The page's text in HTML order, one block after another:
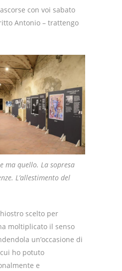
con voi sabato
Antonio – trattengo
ma quello. La sopresa
L’allestimento del
scelto per
moltiplicato il senso
un’occasione di
ho potuto
e